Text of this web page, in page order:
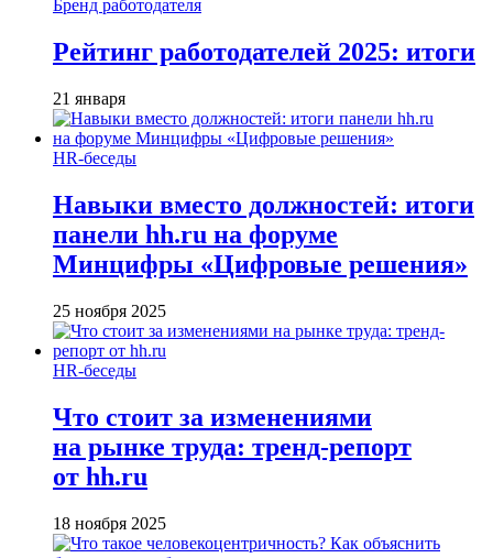
Бренд работодателя
Рейтинг работодателей 2025: итоги
21 января
HR-беседы
Навыки вместо должностей: итоги
панели hh.ru на форуме
Минцифры «Цифровые решения»
25 ноября 2025
HR-беседы
Что стоит за изменениями
на рынке труда: тренд-репорт
от hh.ru
18 ноября 2025